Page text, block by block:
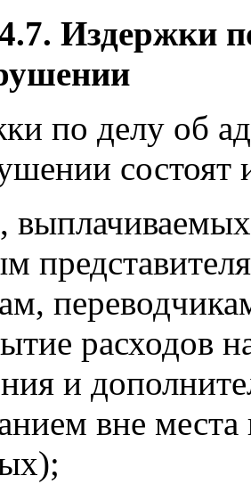
Издержки
по делу об
состоят
расходов
и
вне места